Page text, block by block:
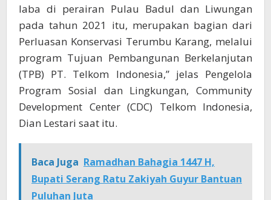
laba di perairan Pulau Badul dan Liwungan
pada tahun 2021 itu, merupakan bagian dari
Perluasan Konservasi Terumbu Karang, melalui
program Tujuan Pembangunan Berkelanjutan
(TPB) PT. Telkom Indonesia,” jelas Pengelola
Program Sosial dan Lingkungan, Community
Development Center (CDC) Telkom Indonesia,
Dian Lestari saat itu.
Baca Juga Ramadhan Bahagia 1447 H,
Bupati Serang Ratu Zakiyah Guyur Bantuan
Puluhan Juta